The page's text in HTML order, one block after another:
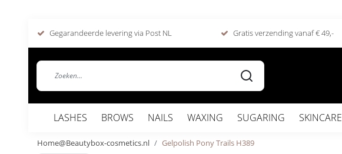
Gegarandeerde levering via Post NL Gratis verzending vanaf € 49,-
LASHES BROWS NAILS WAXING SUGARING SKINCARE
Home@Beautybox-cosmetics.nl Gelpolish Pony Trails H389